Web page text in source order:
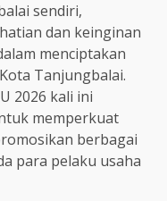
sendiri,
dan keinginan
menciptakan
Tanjungbalai.
2026 kali ini
memperkuat
berbagai
para pelaku usaha